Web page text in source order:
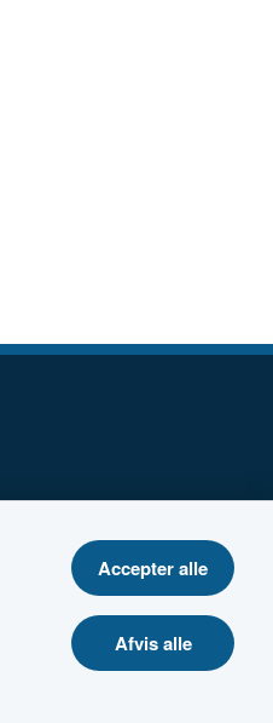
Accepter alle
Afvis alle